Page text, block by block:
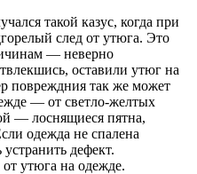
такой казус, когда при
след от утюга. Это
— неверно
оставили утюг на
повреждния так же может
— от светло-желтых
— лоснящиеся пятна,
одежда не спалена
дефект.
утюга на одежде.